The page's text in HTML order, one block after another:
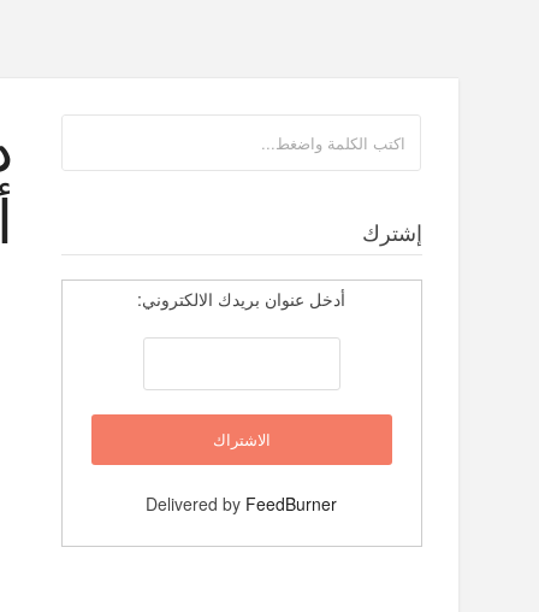
إشترك
أدخل عنوان بريدك الالكتروني:
Delivered by FeedBurner